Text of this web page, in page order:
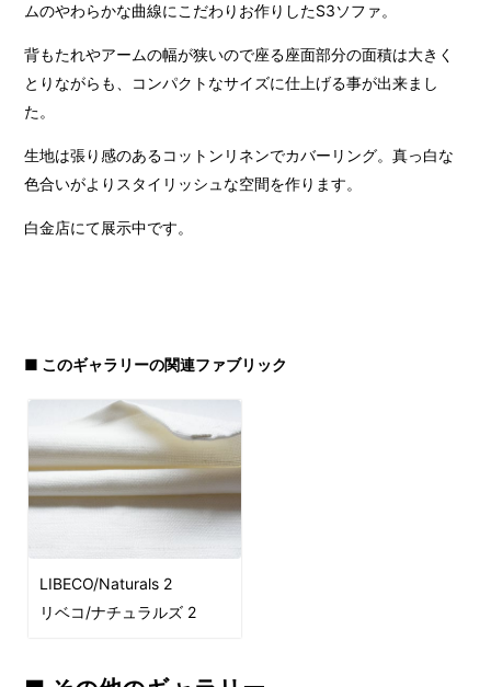
ムのやわらかな曲線にこだわりお作りしたS3ソファ。
背もたれやアームの幅が狭いので座る座面部分の面積は大きく
とりながらも、コンパクトなサイズに仕上げる事が出来まし
た。
生地は張り感のあるコットンリネンでカバーリング。真っ白な
色合いがよりスタイリッシュな空間を作ります。
白金店にて展示中です。
■ このギャラリーの関連ファブリック
LIBECO/Naturals 2
リベコ/ナチュラルズ 2